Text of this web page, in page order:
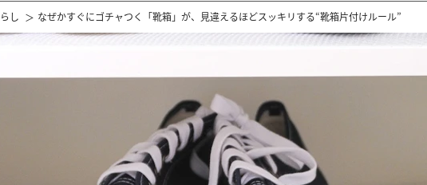
し なぜかすぐにゴチャつく「靴箱」が、見違えるほどスッキリする“靴箱片付けルール”